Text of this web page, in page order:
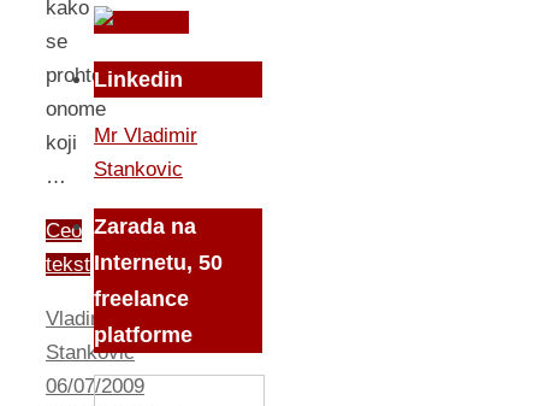
kako
se
prohte
onome
koji
…
Ceo
tekst
Vladimir
Stankovic
06/07/2009
Linkedin
Mr Vladimir
Stankovic
Zarada na
Internetu, 50
freelance
platforme